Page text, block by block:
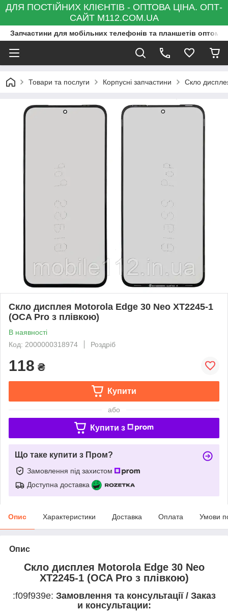
ДЛЯ ПОСТІЙНИХ КЛІЄНТІВ - ОПТОВА ЦІНА. ОПТ-
САЙТ M112.COM.UA
Запчастини для мобільних телефонів та планшетів оптом
Товари та послуги Корпусні запчастини Скло
Скло дисплея Motorola Edge 30 Neo XT2245-1
(OCA Pro з плівкою)
В наявності
Код: 2000000318974
Роздріб
118 ₴
Купити
або
Купити з
Що таке купити з Пром?
Замовлення під захистом
Доступна доставка
Опис Характеристики Доставка Оплата Умови
Опис
Скло дисплея Motorola Edge 30 Neo
XT2245-1 (OCA Pro з плівкою)
:f09f939e: Замовлення та консультації / Заказ
и консультации: